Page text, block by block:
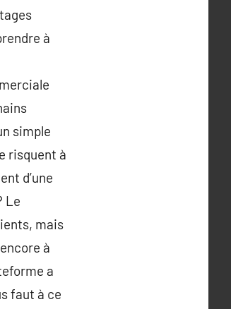
à
simple
risquent à
d’une
Le
mais
à
a
faut à ce